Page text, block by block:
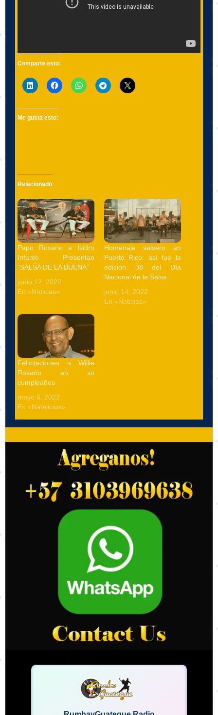
Comparte esto:
Me gusta esto:
Relacionado
Papo Rosario e Isidro
Infante Presentan
“SALSA DE LA BUENA”
junio 12, 2022
En «Noticias»
Homenaje salsero en
Puerto Rico: así fue la
edición 38 del Día
Nacional de la Salsa
junio 14, 2022
En «Noticias»
Felicitaciones a Willie
Rosario en su
cumpleaños
mayo 6, 2022
En «Natalicios»